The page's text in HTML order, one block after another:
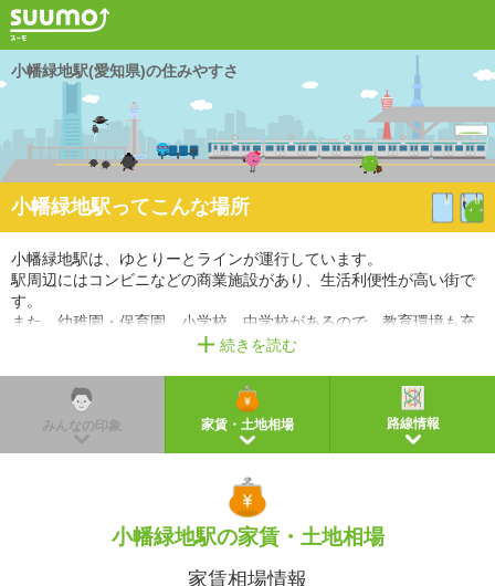
小幡緑地駅(愛知県)の住みやすさ
小幡緑地駅ってこんな場所
小幡緑地駅は、ゆとりーとラインが運行しています。
駅周辺にはコンビニなどの商業施設があり、生活利便性が高い街で
す。
また、幼稚園・保育園、小学校、中学校があるので、教育環境も充
※経路情報、所要時間情報は平日・日中の標準的な所要時間での乗り換え経路を採用していま
続きを読む
みんなの印象 家賃・土地相場 路線情報
小幡緑地駅の家賃・土地相場
家賃相場情報